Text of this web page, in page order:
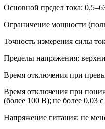
Основной предел тока:
Ограничение мощности
Точность измерения силы
Пределы напряжения:
Время отключения при
Время отключения при
(более 100 В); не более 0,03
Напряжение питания: не